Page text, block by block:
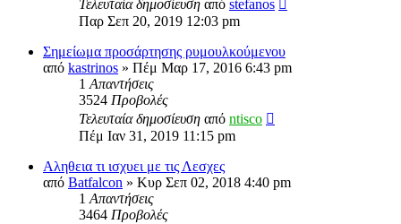
Τελευταία δημοσίευση από stefanos
Παρ Σεπ 20, 2019 12:03 pm
Σημείωμα προσάρτησης ρυμουλκούμενου
από kastrinos » Πέμ Μαρ 17, 2016 6:43 pm
1 Απαντήσεις
3524 Προβολές
Τελευταία δημοσίευση από ntisco
Πέμ Ιαν 31, 2019 11:15 pm
Αληθεια τι ισχυει με τις Λεσχες
από Batfalcon » Κυρ Σεπ 02, 2018 4:40 pm
1 Απαντήσεις
3464 Προβολές